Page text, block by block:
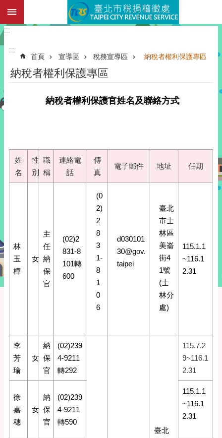
跳到主要內容區塊
:::
:::
首頁 宣導區 稅務宣導區 納稅者權利保護專區
納稅者權利保護專區
納稅者權利保護官姓名及聯絡方式
姓
名
性
別
職
稱
連絡電
話
傳
真
電子郵件 地址 任期
林
玉
樺
女
主
任
納
保
官
(02)2
831-8
101轉
600
(0
2)
2
8
3
1-
8
1
0
6
d030101
30@gov.
taipei
臺北
市士
林區
美崙
街4
1號
(士
林分
處)
115.1.1
~116.1
2.31
李
芳
瑜
女
納
保
官
(02)239
4-9211
轉292
臺北
115.7.2
9~116.1
2.31
徐
嘉
穗
女
納
保
官
(02)239
4-9211
轉590
115.1.1
~116.1
2.31